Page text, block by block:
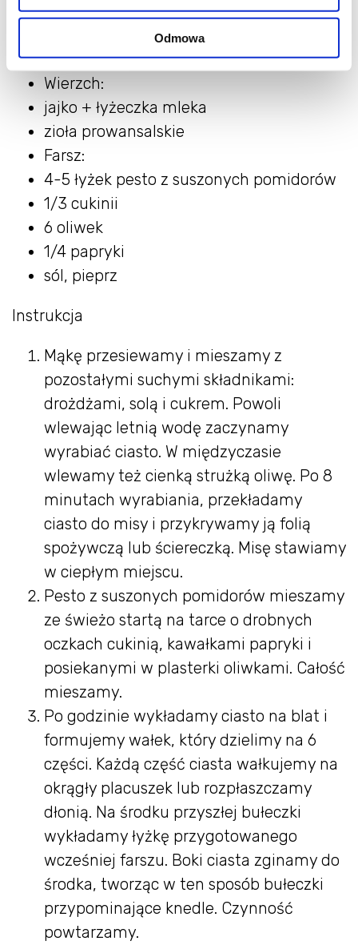
Odmowa
łyżeczka soli
2-3 łyżki oliwy
Wierzch:
jajko + łyżeczka mleka
zioła prowansalskie
Farsz:
4-5 łyżek pesto z suszonych pomidorów
1/3 cukinii
6 oliwek
1/4 papryki
sól, pieprz
Instrukcja
Mąkę przesiewamy i mieszamy z
pozostałymi suchymi składnikami:
drożdżami, solą i cukrem. Powoli
wlewając letnią wodę zaczynamy
wyrabiać ciasto. W międzyczasie
wlewamy też cienką strużką oliwę. Po 8
minutach wyrabiania, przekładamy
ciasto do misy i przykrywamy ją folią
spożywczą lub ściereczką. Misę stawiamy
w ciepłym miejscu.
Pesto z suszonych pomidorów mieszamy
ze świeżo startą na tarce o drobnych
oczkach cukinią, kawałkami papryki i
posiekanymi w plasterki oliwkami. Całość
mieszamy.
Po godzinie wykładamy ciasto na blat i
formujemy wałek, który dzielimy na 6
części. Każdą część ciasta wałkujemy na
okrągły placuszek lub rozpłaszczamy
dłonią. Na środku przyszłej bułeczki
wykładamy łyżkę przygotowanego
wcześniej farszu. Boki ciasta zginamy do
środka, tworząc w ten sposób bułeczki
przypominające knedle. Czynność
powtarzamy.